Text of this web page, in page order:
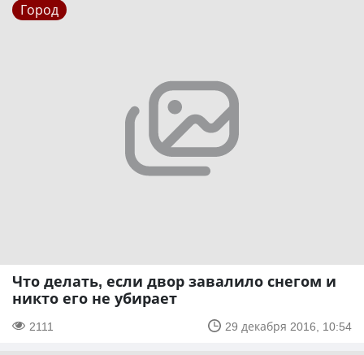
Город
Что делать, если двор завалило снегом и
никто его не убирает
2111 29 декабря 2016, 10:54